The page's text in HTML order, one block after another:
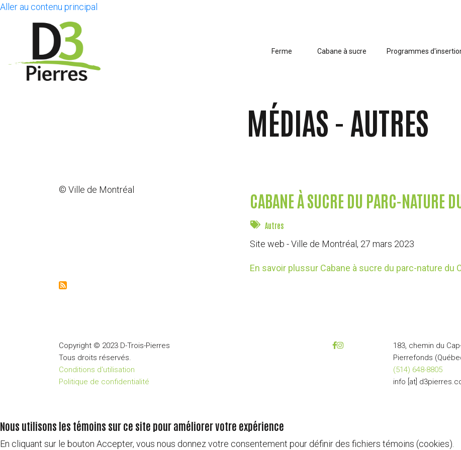
Aller au contenu principal
Ferme Cabane à sucre Programmes
MÉDIAS - AUTRES
© Ville de Montréal
CABANE À SUCRE DU PARC-NATURE
Autres
Site web - Ville de Montréal, 27 mars 2023
En savoir plussur Cabane à sucre du parc-nature du
Copyright © 2023 D-Trois-Pierres
Tous droits réservés.
Conditions d'utilisation
Politique de confidentialité
183, chemin du
Pierrefonds
(514) 648-8805
info [at] d3pierres.
Nous utilisons les témoins sur ce site pour améliorer votre expérience
En cliquant sur le bouton Accepter, vous nous donnez votre consentement pour définir des fichiers témoins (cookies).